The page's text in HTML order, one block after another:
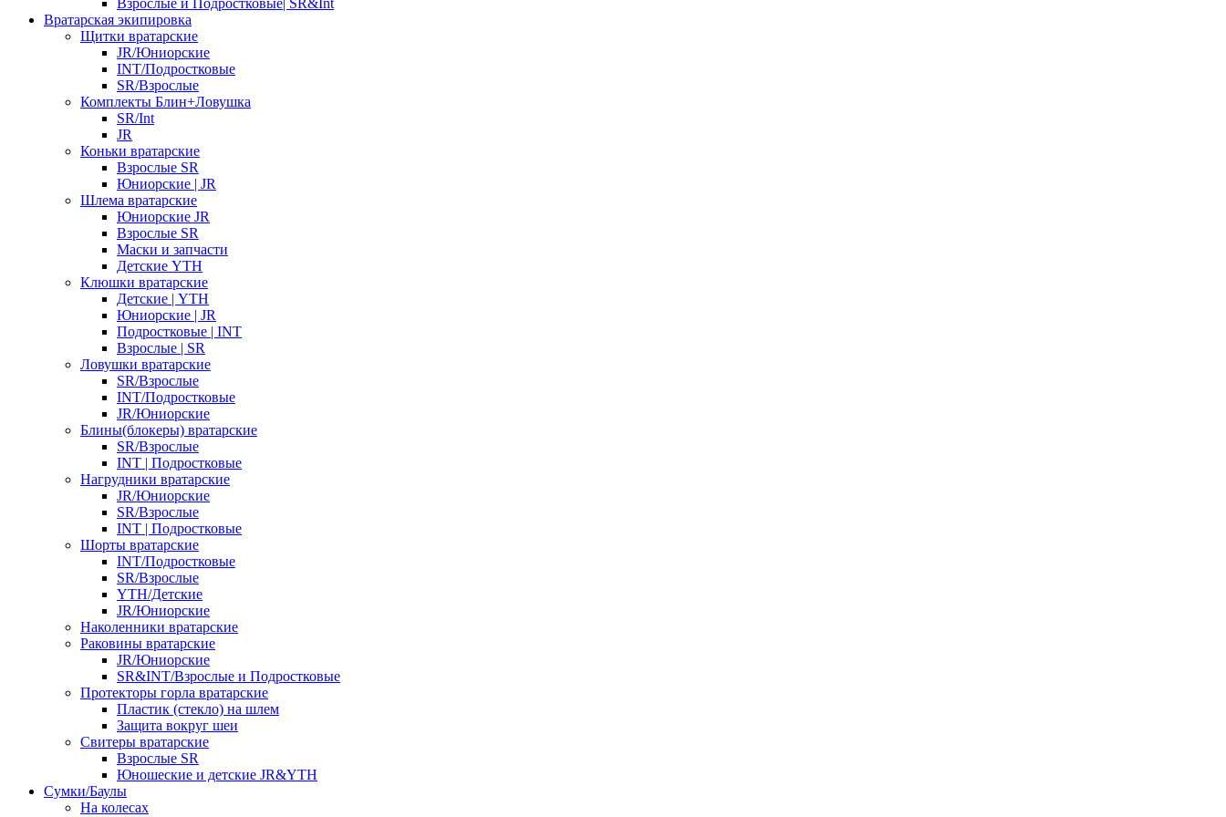
Взрослые и Подростковые| SR&Int
Вратарская экипировка
Щитки вратарские
JR/Юниорские
INT/Подростковые
SR/Взрослые
Комплекты Блин+Ловушка
SR/Int
JR
Коньки вратарские
Взрослые SR
Юниорские | JR
Шлема вратарские
Юниорские JR
Взрослые SR
Маски и запчасти
Детские YTH
Клюшки вратарские
Детские | YTH
Юниорские | JR
Подростковые | INT
Взрослые | SR
Ловушки вратарские
SR/Взрослые
INT/Подростковые
JR/Юниорские
Блины(блокеры) вратарские
SR/Взрослые
INT | Подростковые
Нагрудники вратарские
JR/Юниорские
SR/Взрослые
INT | Подростковые
Шорты вратарские
INT/Подростковые
SR/Взрослые
YTH/Детские
JR/Юниорские
Наколенники вратарские
Раковины вратарские
JR/Юниорские
SR&INT/Взрослые и Подростковые
Протекторы горла вратарские
Пластик (стекло) на шлем
Защита вокруг шеи
Свитеры вратарские
Взрослые SR
Юношеские и детские JR&YTH
Сумки/Баулы
На колесах